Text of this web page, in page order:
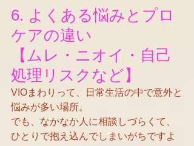
6. よくある悩みとプロ
ケアの違い
【ムレ・ニオイ・自己
処理リスクなど】
VIOまわりって、日常生活の中で意外と
悩みが多い場所。
でも、なかなか人に相談しづらくて、
ひとりで抱え込んでしまいがちですよ